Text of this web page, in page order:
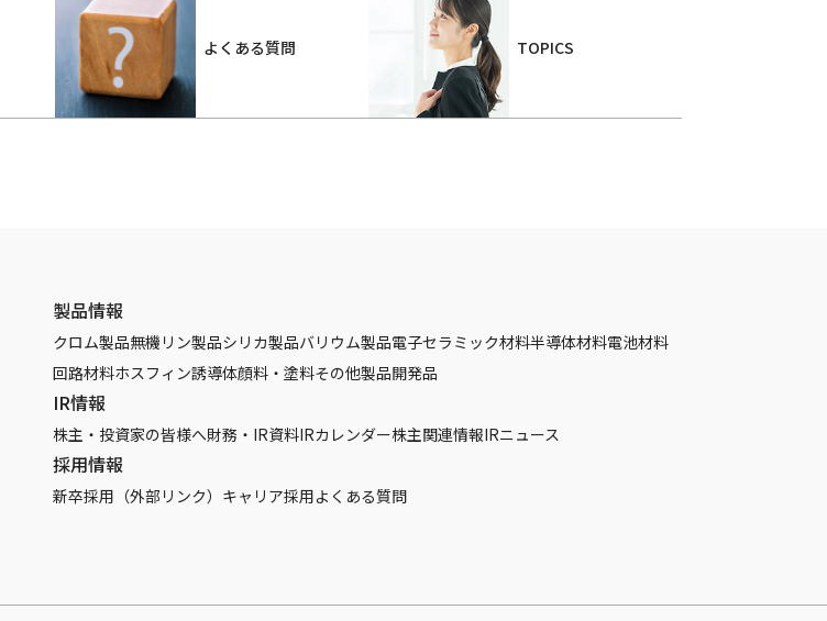
よくある質問 TOPICS
製品情報
クロム製品無機リン製品シリカ製品バリウム製品電子セラミック材料半導体材料電池材料
回路材料ホスフィン誘導体顔料・塗料その他製品開発品
IR情報
株主・投資家の皆様へ財務・IR資料IRカレンダー株主関連情報IRニュース
採用情報
新卒採用（外部リンク） キャリア採用よくある質問